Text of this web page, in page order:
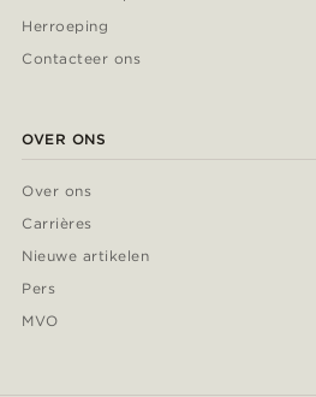
Herroeping
Contacteer ons
OVER ONS
Over ons
Carrières
Nieuwe artikelen
Pers
MVO